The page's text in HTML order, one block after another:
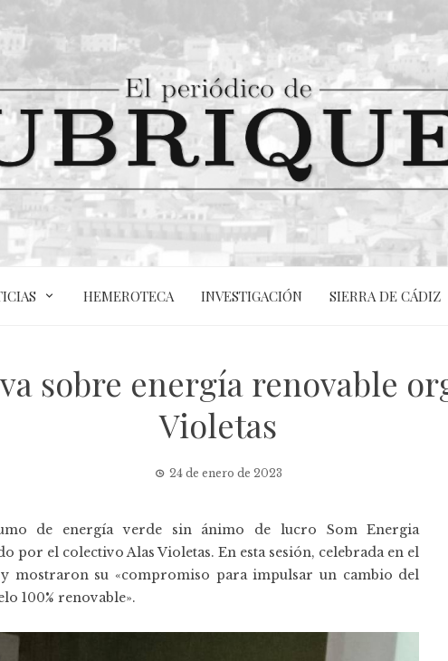
HEMEROTECA INVESTIGACIÓN SIERRA DE CÁDIZ
sobre energía renovable
Violetas
24 de enero de 2023
de energía verde sin ánimo de lucro Som Energia
el colectivo Alas Violetas. En esta sesión, celebrada en el
mostraron su «compromiso para impulsar un cambio del
100% renovable».